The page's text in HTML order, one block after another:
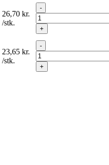
26,70 kr.
/stk.
-
+
23,65 kr.
/stk.
-
+